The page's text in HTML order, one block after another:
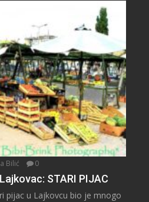
Bilić 0
STARI PIJAC
pijac u Lajkovcu bio je mnogo